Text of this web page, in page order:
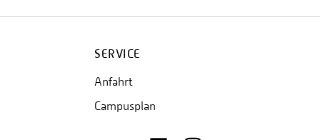
SERVICE
Anfahrt
Campusplan